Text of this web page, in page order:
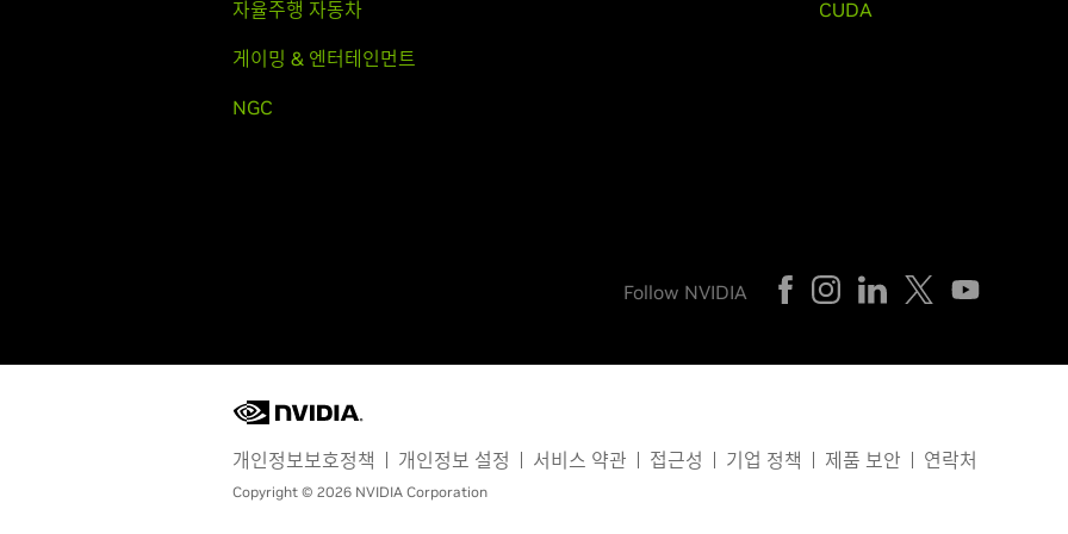
자율주행 자동차
게이밍 & 엔터테인먼트
NGC
CUDA
Follow NVIDIA
개인정보보호정책 개인정보 설정 서비스 약관 접근성 기업 정책 제품 보안 연락처
Copyright © 2026 NVIDIA Corporation